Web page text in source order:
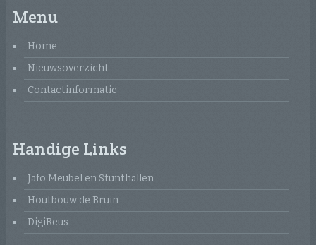
Menu
Home
Nieuwsoverzicht
Contactinformatie
Handige Links
Jafo Meubel en Stunthallen
Houtbouw de Bruin
DigiReus